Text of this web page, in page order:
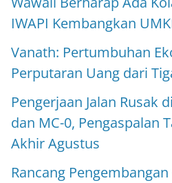
IWAPI Kembangkan
Vanath: Pertumbuhan
Perputaran Uang dari
Pengerjaan Jalan Rusak
dan MC-0, Pengaspalan
Akhir Agustus
Rancang